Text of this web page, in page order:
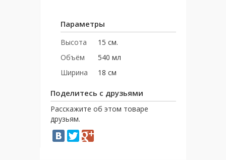
Параметры
Высота
15 см.
Объём
540 мл
Ширина
18 см
Поделитесь с друзьями
Расскажите об этом товаре
друзьям.